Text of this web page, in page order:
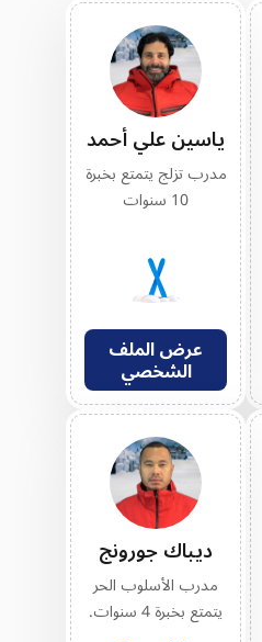
ياسين علي أحمد
مدرب تزلج يتمتع بخبرة
10 سنوات
عرض الملف
الشخصي
ديباك جورونج
مدرب الأسلوب الحر
يتمتع بخبرة 4 سنوات.